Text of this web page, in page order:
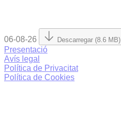
06-08-26 Descarregar (8.6 MB)
Presentació
Avís legal
Política de Privacitat
Política de Cookies